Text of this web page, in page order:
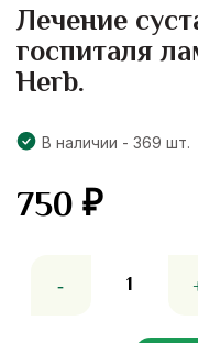
Лечение
госпиталя
Herb.
В наличии - 369 шт.
750₽
товара